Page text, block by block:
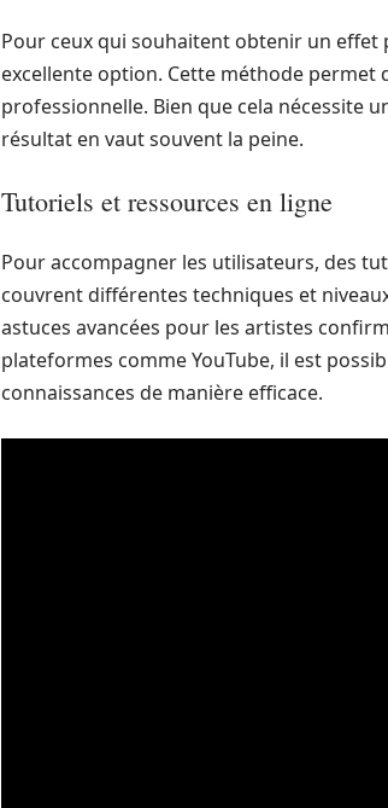
Pour ceux qui souhaitent obtenir un effet
excellente option. Cette méthode permet
professionnelle. Bien que cela nécessite
résultat en vaut souvent la peine.
Tutoriels et ressources en ligne
Pour accompagner les utilisateurs, des
couvrent différentes techniques et
astuces avancées pour les artistes
plateformes comme YouTube, il est
connaissances de manière efficace.